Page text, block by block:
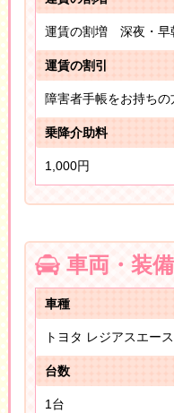
運賃の割増 深夜・早
運賃の割引
障害者手帳をお持ちの
乗降介助料
1,000円
車両・装備
車種
トヨタ レジアスエー
台数
1台